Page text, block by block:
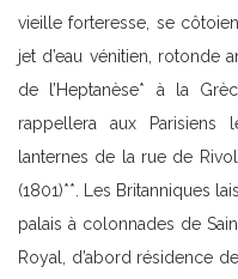
vieille forteresse, se
jet d’eau vénitien, rotonde
de l’Heptanèse* à la
rappellera aux
lanternes de la rue de
(1801)**. Les Britanniques
palais à colonnades de
Royal, d’abord résidence